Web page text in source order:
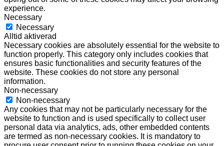
experience.
Necessary
Necessary
Alltid aktiverad
Necessary cookies are absolutely essential for the website to
function properly. This category only includes cookies that
ensures basic functionalities and security features of the
website. These cookies do not store any personal
information.
Non-necessary
Non-necessary
Any cookies that may not be particularly necessary for the
website to function and is used specifically to collect user
personal data via analytics, ads, other embedded contents
are termed as non-necessary cookies. It is mandatory to